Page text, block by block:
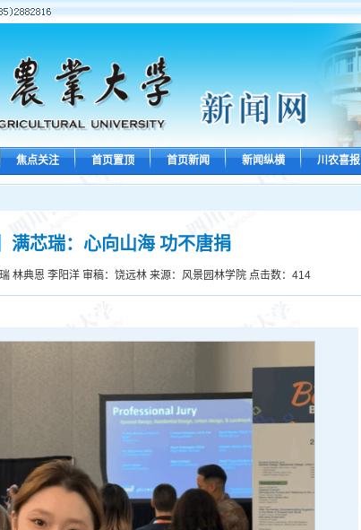
焦点关注 首页置顶 首页新闻 新闻纵横 川农喜报
满芯瑞：心向山海 功不唐捐
林典恩 李阳洋 审稿：饶远林 来源：风景园林学院 点击数： 414